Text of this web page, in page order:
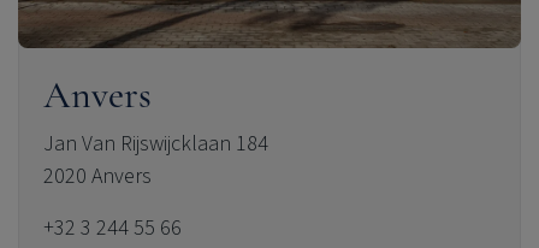
Anvers
Jan Van Rijswijcklaan 184
2020 Anvers
+32 3 244 55 66